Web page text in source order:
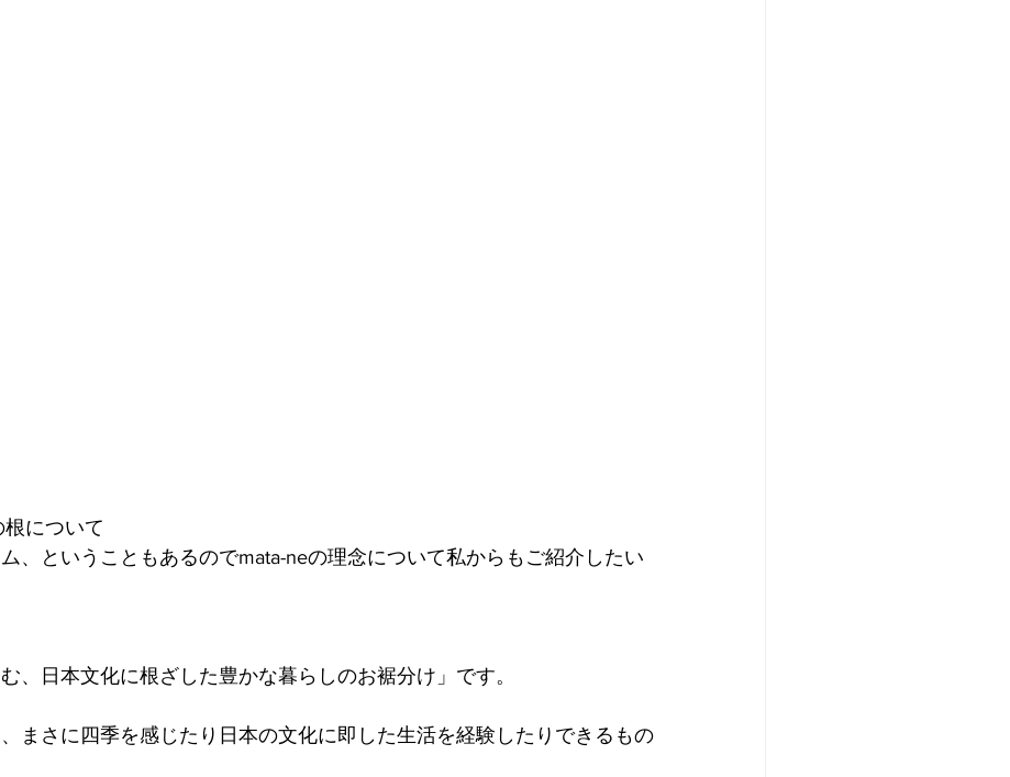
根について
、ということもあるのでmata-neの理念について私からもご紹介したい
、日本文化に根ざした豊かな暮らしのお裾分け」です。
まさに四季を感じたり日本の文化に即した生活を経験したりできるもの